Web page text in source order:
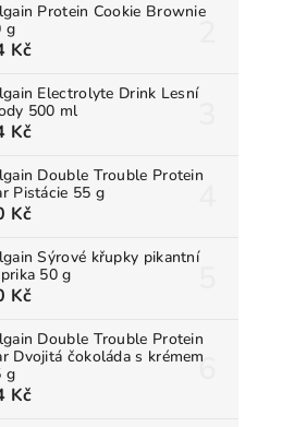
Protein Cookie Brownie
g
Kč
Electrolyte Drink Lesní
500 ml
Kč
Double Trouble Protein
Pistácie 55 g
Kč
Sýrové křupky pikantní
50 g
Kč
Double Trouble Protein
Dvojitá čokoláda s krémem
g
Kč